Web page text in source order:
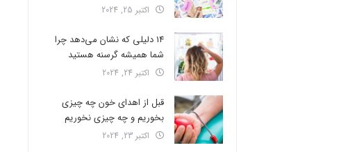
اکتبر 25, 2024
14 دلیلی که نشان می‌دهد چرا
شما همیشه گرسنه هستید
اکتبر 24, 2024
قبل از اهدای خون چه چیزی
بخوریم و چه چیزی نخوریم
اکتبر 23, 2024